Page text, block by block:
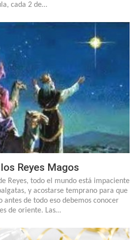
cada 2 de…
Reyes Magos
Reyes, todo el mundo está impaciente
y acostarse temprano para que
de todo eso debemos conocer
de oriente. Las…